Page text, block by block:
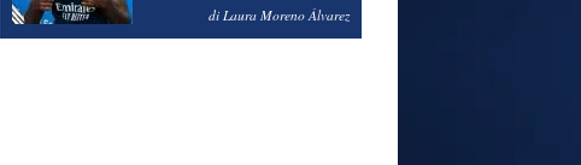
di Laura Moreno Álvarez